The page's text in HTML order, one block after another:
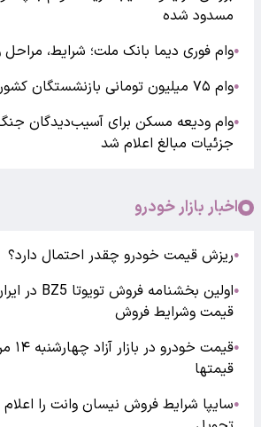
مسدود شده
●وام فوری دیما بانک ملت؛ شرایط،
●وام ۷۵ میلیون تومانی بازنشستگان کشوری پرداخت شد
●وام ودیعه مسکن برای آسیب‌دیدگان
جزئیات مبالغ اعلام شد
اخبار بازار خودرو
●ریزش قیمت خودرو چقدر احتمال دارد؟
●
قیمت وشرایط فروش
●
قیمتها
●سایپا شرایط فروش نیسان وانت را